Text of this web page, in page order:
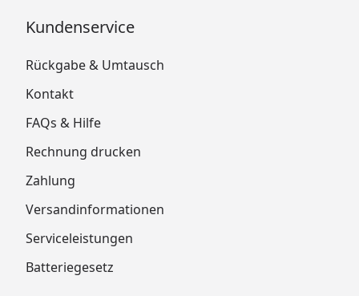
Kundenservice
Rückgabe & Umtausch
Kontakt
FAQs & Hilfe
Rechnung drucken
Zahlung
Versandinformationen
Serviceleistungen
Batteriegesetz